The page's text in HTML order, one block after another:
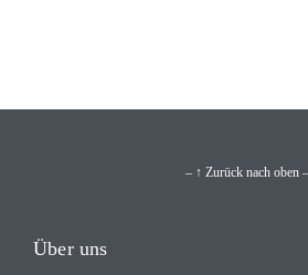
– ↑ Zurück nach oben –
Über uns